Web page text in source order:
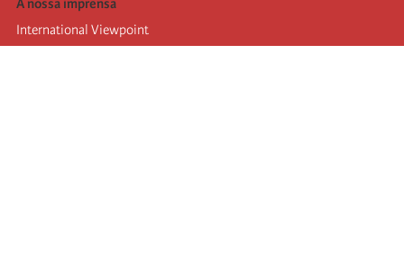
A nossa imprensa
International Viewpoint